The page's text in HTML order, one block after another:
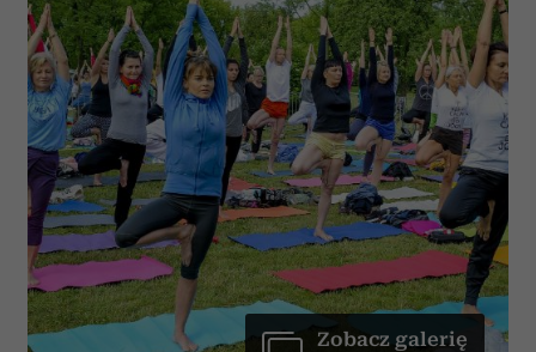
Zobacz galerię